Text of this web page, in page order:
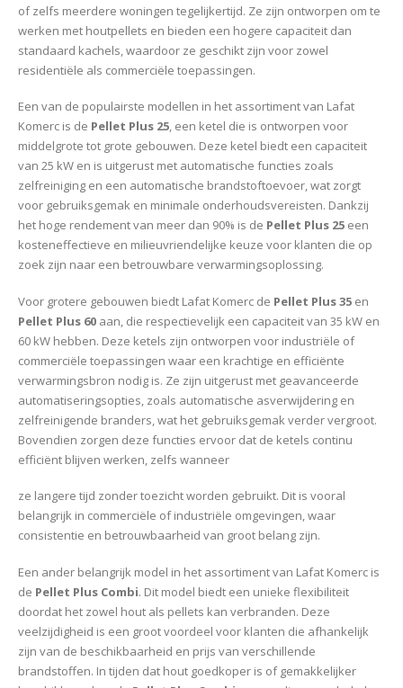
of zelfs meerdere woningen tegelijkertijd. Ze zijn ontworpen om te
werken met houtpellets en bieden een hogere capaciteit dan
standaard kachels, waardoor ze geschikt zijn voor zowel
residentiële als commerciële toepassingen.
Een van de populairste modellen in het assortiment van Lafat
Komerc is de Pellet Plus 25, een ketel die is ontworpen voor
middelgrote tot grote gebouwen. Deze ketel biedt een capaciteit
van 25 kW en is uitgerust met automatische functies zoals
zelfreiniging en een automatische brandstoftoevoer, wat zorgt
voor gebruiksgemak en minimale onderhoudsvereisten. Dankzij
het hoge rendement van meer dan 90% is de Pellet Plus 25 een
kosteneffectieve en milieuvriendelijke keuze voor klanten die op
zoek zijn naar een betrouwbare verwarmingsoplossing.
Voor grotere gebouwen biedt Lafat Komerc de Pellet Plus 35 en
Pellet Plus 60 aan, die respectievelijk een capaciteit van 35 kW en
60 kW hebben. Deze ketels zijn ontworpen voor industriële of
commerciële toepassingen waar een krachtige en efficiënte
verwarmingsbron nodig is. Ze zijn uitgerust met geavanceerde
automatiseringsopties, zoals automatische asverwijdering en
zelfreinigende branders, wat het gebruiksgemak verder vergroot.
Bovendien zorgen deze functies ervoor dat de ketels continu
efficiënt blijven werken, zelfs wanneer
ze langere tijd zonder toezicht worden gebruikt. Dit is vooral
belangrijk in commerciële of industriële omgevingen, waar
consistentie en betrouwbaarheid van groot belang zijn.
Een ander belangrijk model in het assortiment van Lafat Komerc is
de Pellet Plus Combi. Dit model biedt een unieke flexibiliteit
doordat het zowel hout als pellets kan verbranden. Deze
veelzijdigheid is een groot voordeel voor klanten die afhankelijk
zijn van de beschikbaarheid en prijs van verschillende
brandstoffen. In tijden dat hout goedkoper is of gemakkelijker